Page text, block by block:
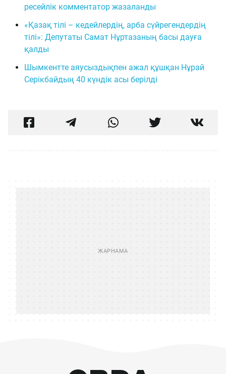
ресейлік комментатор жазаланды
«Қазақ тілі – кедейлердің, арба сүйрегендердің
тілі»: Депутаты Самат Нұртазаның басы дауға
қалды
Шымкентте аяусыздықпен ажал құшқан Нұрай
Серікбайдың 40 күндік асы берілді